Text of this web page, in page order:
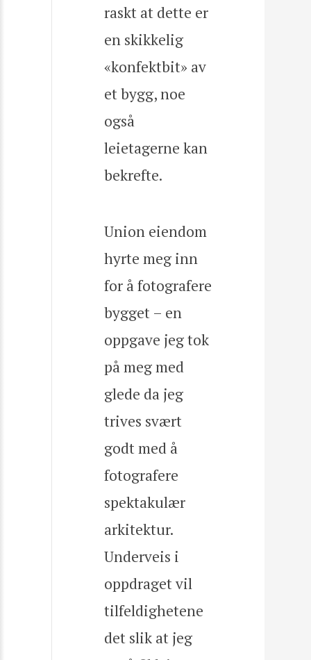
raskt at dette er
en skikkelig
«konfektbit» av
et bygg, noe
også
leietagerne kan
bekrefte.
Union eiendom
hyrte meg inn
for å fotografere
bygget – en
oppgave jeg tok
på meg med
glede da jeg
trives svært
godt med å
fotografere
spektakulær
arkitektur.
Underveis i
oppdraget vil
tilfeldighetene
det slik at jeg